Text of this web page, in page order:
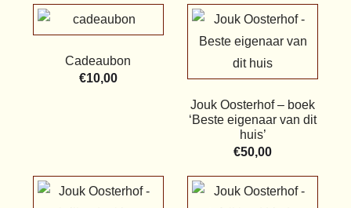
Cadeaubon
€10,00
Jouk Oosterhof – boek
‘Beste eigenaar van dit
huis’
€50,00